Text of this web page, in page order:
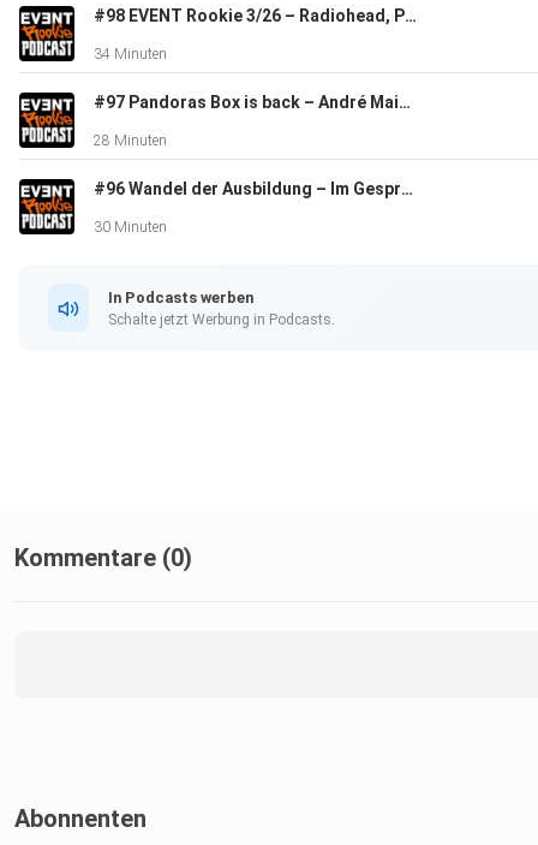
#98 EVENT Rookie 3/26 – Radiohead, Private 5G
34 Minuten
#97 Pandoras Box is back – André Maier gibt Einblicke in Twoloox und ins Thema Medienserver
28 Minuten
#96 Wandel der Ausbildung – Im Gespräch mit Marco Vorderstemann (SIGMA) über neue Berufe, Herausforderungen der Ausbildung und Geschäftsübernahmen
30 Minuten
In Podcasts werben
Schalte jetzt Werbung in Podcasts.
Kommentare (0)
Abonnenten